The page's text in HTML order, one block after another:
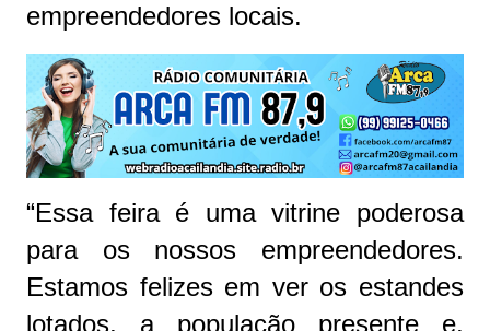
empreendedores locais.
“Essa feira é uma vitrine poderosa
para os nossos empreendedores.
Estamos felizes em ver os estandes
lotados, a população presente e,